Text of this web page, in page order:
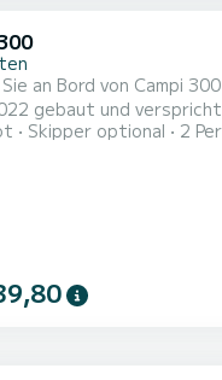
Sie an Bord von Campi
und verspricht hohen Komfort auf See. Das Boot
Mit einer Gesamtlänge
Skipper optional 2